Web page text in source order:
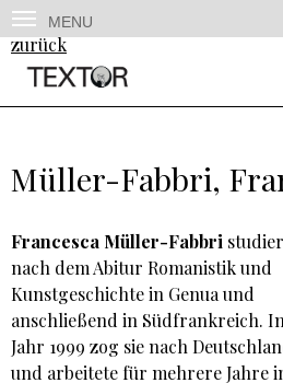
MENU
zurück
Müller-Fabbri,
Francesca Müller-Fabbri
nach dem Abitur Romanistik und
Kunstgeschichte in Genua und
anschließend in Südfrankreich.
Jahr 1999 zog sie nach
und arbeitete für mehrere Jahre